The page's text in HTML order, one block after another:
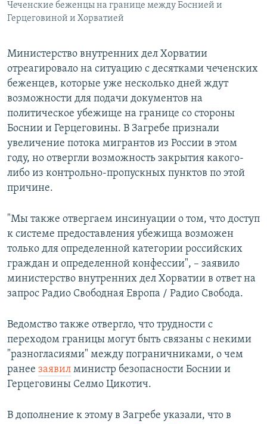
Все сайты РСЕ/РС
Чеченские беженцы на границе между Боснией и
Герцеговиной и Хорватией
Министерство внутренних дел Хорватии
отреагировало на ситуацию с десятками чеченских
беженцев, которые уже несколько дней ждут
возможности для подачи документов на
политическое убежище на границе со стороны
Боснии и Герцеговины. В Загребе признали
увеличение потока мигрантов из России в этом
году, но отвергли возможность закрытия какого-
либо из контрольно-пропускных пунктов по этой
причине.
"Мы также отвергаем инсинуации о том, что доступ
к системе предоставления убежища возможен
только для определенной категории российских
граждан и определенной конфессии", – заявило
министерство внутренних дел Хорватии в ответ на
запрос Радио Свободная Европа / Радио Свобода.
Ведомство также отвергло, что трудности с
переходом границы могут быть связаны с некими
"разногласиями" между пограничниками, о чем
ранее заявил министр безопасности Боснии и
Герцеговины Селмо Цикотич.
В дополнение к этому в Загребе указали, что в